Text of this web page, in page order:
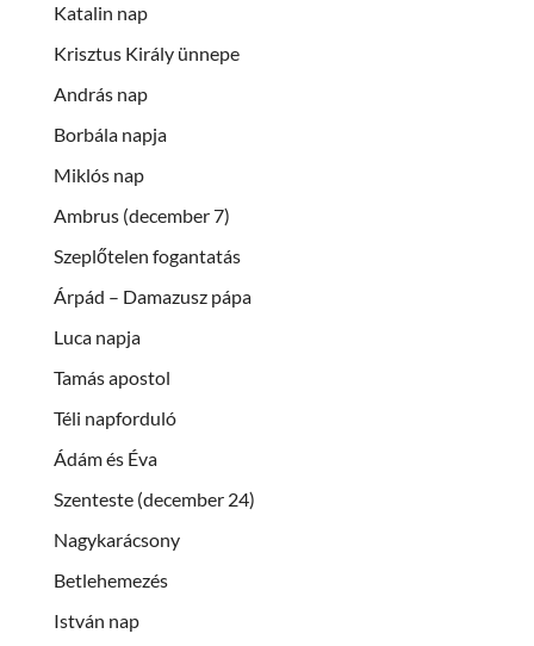
Katalin nap
Krisztus Király ünnepe
András nap
Borbála napja
Miklós nap
Ambrus (december 7)
Szeplőtelen fogantatás
Árpád – Damazusz pápa
Luca napja
Tamás apostol
Téli napforduló
Ádám és Éva
Szenteste (december 24)
Nagykarácsony
Betlehemezés
István nap